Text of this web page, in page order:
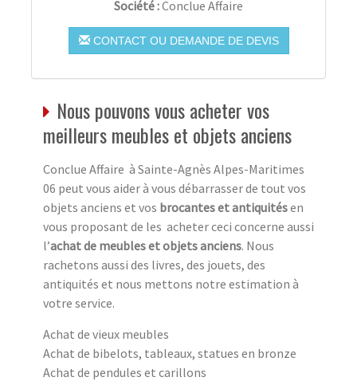
Société :Conclue Affaire
CONTACT OU DEMANDE DE DEVIS
Nous pouvons vous acheter vos
meilleurs meubles et objets anciens
Conclue Affaire à Sainte-Agnès Alpes-Maritimes
06 peut vous aider à vous débarrasser de tout vos
objets anciens et vos brocantes et antiquitésen
vous proposant de les acheter ceci concerne aussi
l’achat de meubles et objets anciens. Nous
rachetons aussi des livres, des jouets, des
antiquités et nous mettons notre estimation à
votre service.
Achat de vieux meubles
Achat de bibelots, tableaux, statues en bronze
Achat de pendules et carillons